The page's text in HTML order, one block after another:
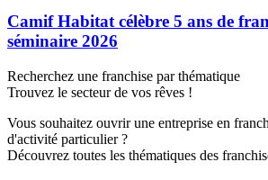
Camif Habitat célèbre 5 ans de
séminaire 2026
Recherchez une franchise par thématique
Trouvez le secteur de vos rêves !
Vous souhaitez ouvrir une entreprise en
d'activité particulier ?
Découvrez toutes les thématiques des